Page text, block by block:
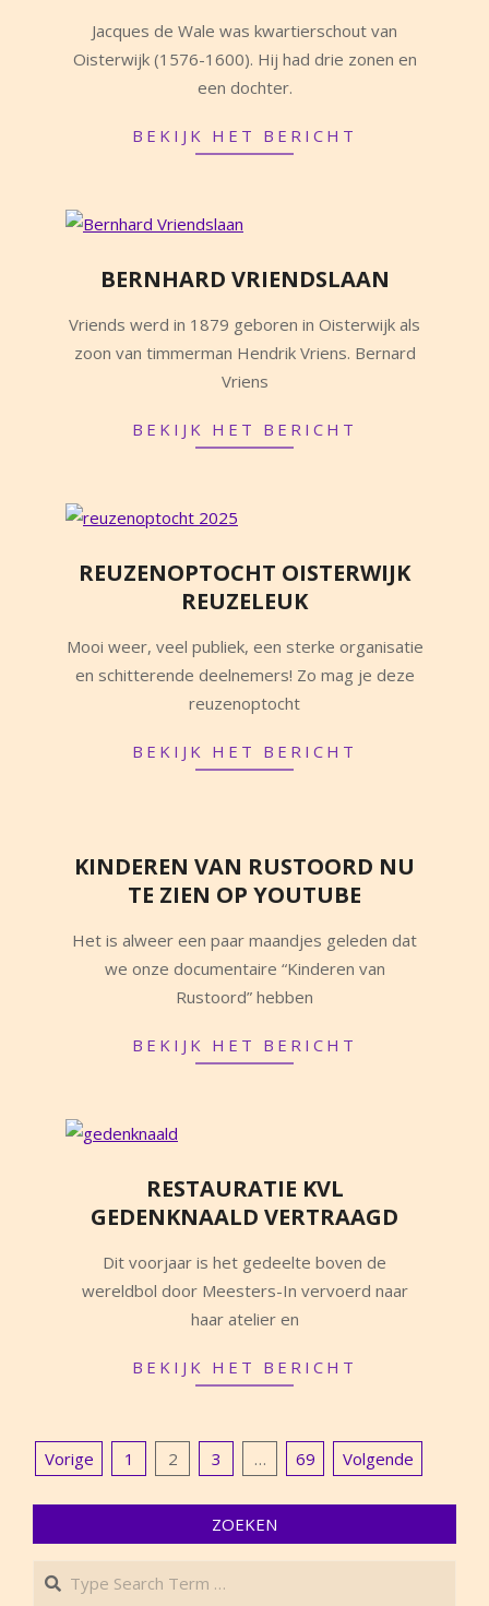
04
Jacques de Wale was kwartierschout van
Oisterwijk (1576-1600). Hij had drie zonen en
een dochter.
BEKIJK HET BERICHT
BERNHARD VRIENDSLAAN
09-
27
Vriends werd in 1879 geboren in Oisterwijk als
zoon van timmerman Hendrik Vriens. Bernard
Vriens
BEKIJK HET BERICHT
REUZENOPTOCHT OISTERWIJK
REUZELEUK
09-
22
Mooi weer, veel publiek, een sterke organisatie
en schitterende deelnemers! Zo mag je deze
reuzenoptocht
BEKIJK HET BERICHT
KINDEREN VAN RUSTOORD NU
TE ZIEN OP YOUTUBE
09-
Het is alweer een paar maandjes geleden dat
we onze documentaire “Kinderen van
Rustoord” hebben
BEKIJK HET BERICHT
RESTAURATIE KVL
GEDENKNAALD VERTRAAGD
17
Dit voorjaar is het gedeelte boven de
wereldbol door Meesters-In vervoerd naar
haar atelier en
BEKIJK HET BERICHT
BERICHTEN
PAGINERING
Vorige 1 2 3 … 69 Volgende
ZOEKEN
Search